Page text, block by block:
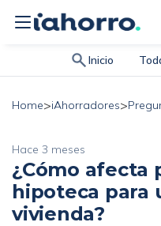
Inicio
Home>iAhorradores>
Hace 3 meses
¿Cómo afecta
hipoteca para
vivienda?